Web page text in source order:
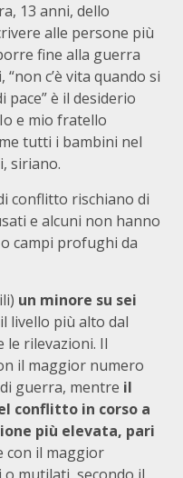
13 anni, dello
alle persone più
fine alla guerra
“non c’è vita quando si
pace” è il desiderio
e mio fratello
tutti i bambini nel
siriano.
conflitto rischiano di
e alcuni non hanno
campi profughi da
un minore su sei
livello più alto dal
le rilevazioni. Il
il maggior numero
guerra, mentre il
conflitto in corso a
più elevata, pari
con il maggior